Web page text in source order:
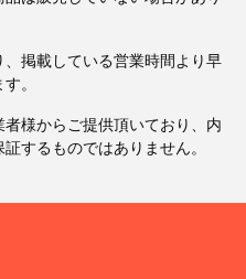
掲載している営業時間より早
。
様からご提供頂いており、内
するものではありません。